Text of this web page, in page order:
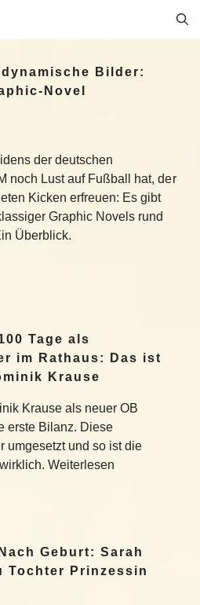
Bilder:
Novel
der deutschen
noch Lust auf Fußball hat, der
Kicken erfreuen: Es gibt
Graphic Novels rund
Überblick.
Tage als
im Rathaus: Das ist
Krause
Krause als neuer OB
erste Bilanz. Diese
umgesetzt und so ist die
Weiterlesen
Geburt: Sarah
Tochter Prinzessin